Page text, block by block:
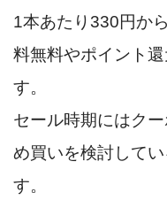
1本あたり330円か
料無料やポイント
す。
セール時期にはク
め買いを検討して
す。